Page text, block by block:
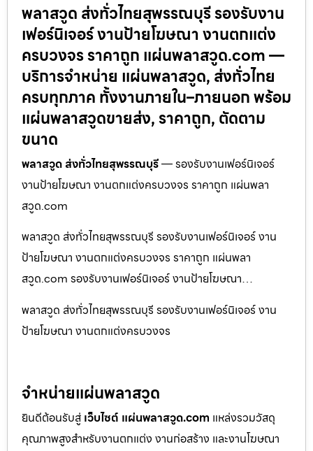
พลาสวูด ส่งทั่วไทยสุพรรณบุรี รองรับงาน
เฟอร์นิเจอร์ งานป้ายโฆษณา งานตกแต่ง
ครบวงจร ราคาถูก แผ่นพลาสวูด.com —
บริการจำหน่าย แผ่นพลาสวูด, ส่งทั่วไทย
ครบทุกภาค ทั้งงานภายใน–ภายนอก พร้อม
แผ่นพลาสวูดขายส่ง, ราคาถูก, ตัดตาม
ขนาด
พลาสวูด ส่งทั่วไทยสุพรรณบุรี— รองรับงานเฟอร์นิเจอร์
งานป้ายโฆษณา งานตกแต่งครบวงจร ราคาถูก แผ่นพลา
สวูด.com
พลาสวูด ส่งทั่วไทยสุพรรณบุรี รองรับงานเฟอร์นิเจอร์ งาน
ป้ายโฆษณา งานตกแต่งครบวงจร ราคาถูก แผ่นพลา
สวูด.com รองรับงานเฟอร์นิเจอร์ งานป้ายโฆษณา…
พลาสวูด ส่งทั่วไทยสุพรรณบุรี รองรับงานเฟอร์นิเจอร์ งาน
ป้ายโฆษณา งานตกแต่งครบวงจร
จำหน่ายแผ่นพลาสวูด
ยินดีต้อนรับสู่ เว็บไซต์ แผ่นพลาสวูด.com แหล่งรวมวัสดุ
คุณภาพสูงสำหรับงานตกแต่ง งานก่อสร้าง และงานโฆษณา